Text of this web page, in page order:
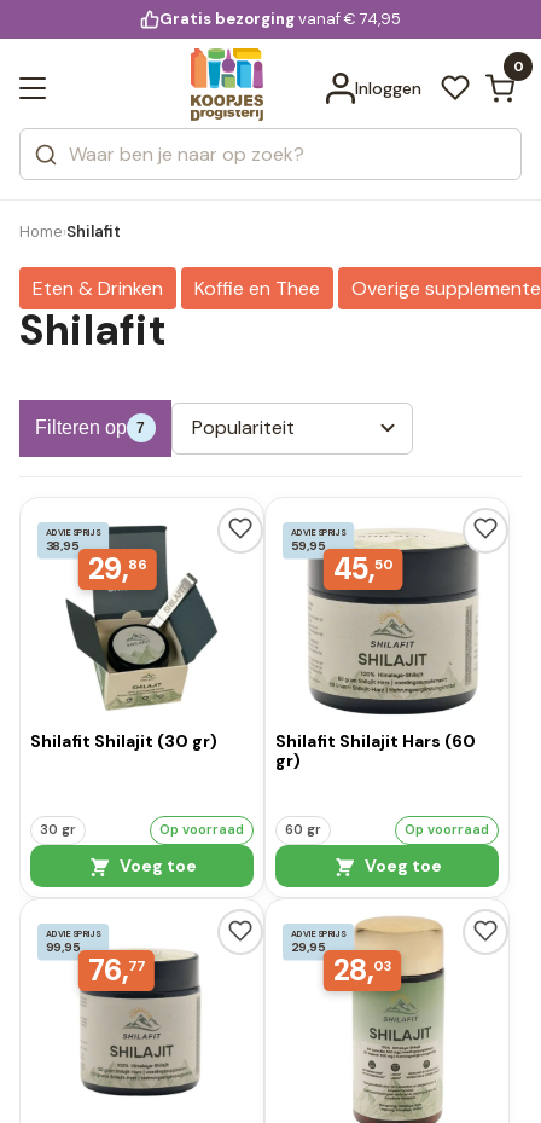
voor 20:00 uur besteld
Gratis bezorgingvanaf € 74,95
Inloggen
0
Zoeken
Categorieën
Merken
Bekijk alle resultaten
Home›Shilafit
Eten & Drinken Koffie en Thee Overige
Shilafit
Filteren op 7 Populariteit
ADVIESPRIJS
38,95
29,86
Shilafit Shilajit (30 gr)
30 gr Op voorraad
Voeg toe
ADVIESPRIJS
59,95
45,50
Shilafit Shilajit Hars (60
gr)
60 gr Op voorraad
Voeg toe
ADVIESPRIJS
99,95
76,77
ADVIESPRIJS
29,95
28,03